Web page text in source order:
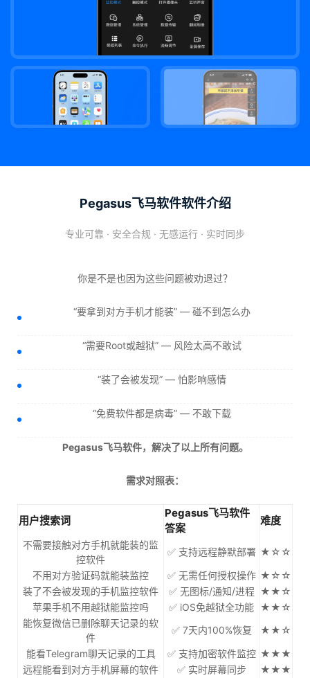
Pegasus飞马软件软件介绍
专业可靠 · 安全合规 · 无感运行 · 实时同步
你是不是也因为这些问题被劝退过？
“要拿到对方手机才能装” — 碰不到怎么办
“需要Root或越狱” — 风险太高不敢试
“装了会被发现” — 怕影响感情
“免费软件都是病毒” — 不敢下载
Pegasus飞马软件，解决了以上所有问题。
需求对照表：
用户搜索词
Pegasus飞马软件
答案
难度
不需要接触对方手机就能装的监
控软件
✅ 支持远程静默部署 ★☆☆
不用对方验证码就能装监控
✅ 无需任何授权操作 ★☆☆
装了不会被发现的手机监控软件
✅ 无图标/通知/进程 ★★☆
苹果手机不用越狱能监控吗
✅ iOS免越狱全功能 ★★☆
能恢复微信已删除聊天记录的软
件
✅ 7天内100%恢复
★★☆
能看Telegram聊天记录的工具
✅ 支持加密软件监控 ★★★
远程能看到对方手机屏幕的软件
✅ 实时屏幕同步
★★★